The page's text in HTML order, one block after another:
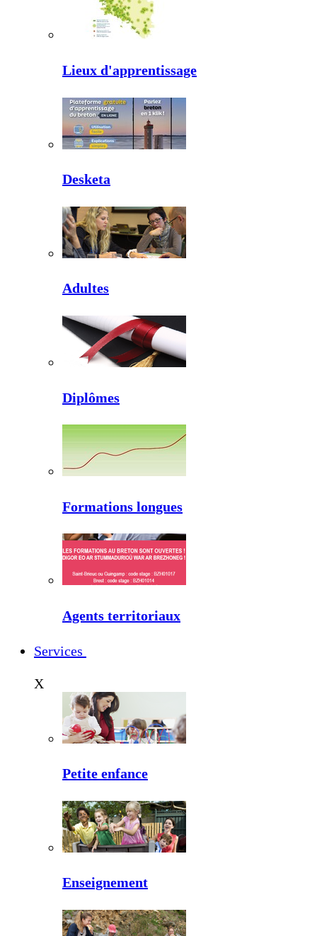
Lieux d'apprentissage
Desketa
Adultes
Diplômes
Formations longues
Agents territoriaux
Services
X
Petite enfance
Enseignement